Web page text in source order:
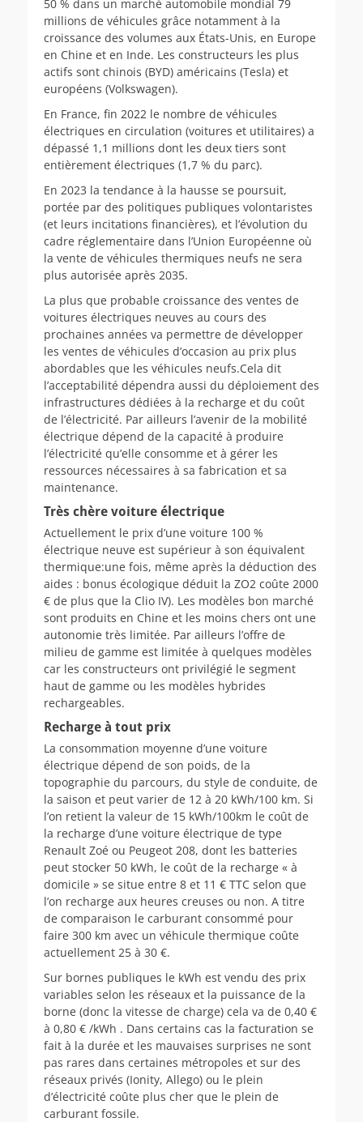
50 % dans un marché automobile mondial 79
millions de véhicules grâce notamment à la
croissance des volumes aux États-Unis, en Europe
en Chine et en Inde. Les constructeurs les plus
actifs sont chinois (BYD) américains (Tesla) et
européens (Volkswagen).
En France, fin 2022 le nombre de véhicules
électriques en circulation (voitures et utilitaires) a
dépassé 1,1 millions dont les deux tiers sont
entièrement électriques (1,7 % du parc).
En 2023 la tendance à la hausse se poursuit,
portée par des politiques publiques volontaristes
(et leurs incitations financières), et l’évolution du
cadre réglementaire dans l’Union Européenne où
la vente de véhicules thermiques neufs ne sera
plus autorisée après 2035.
La plus que probable croissance des ventes de
voitures électriques neuves au cours des
prochaines années va permettre de développer
les ventes de véhicules d’occasion au prix plus
abordables que les véhicules neufs.Cela dit
l’acceptabilité dépendra aussi du déploiement des
infrastructures dédiées à la recharge et du coût
de l’électricité. Par ailleurs l’avenir de la mobilité
électrique dépend de la capacité à produire
l’électricité qu’elle consomme et à gérer les
ressources nécessaires à sa fabrication et sa
maintenance.
Très chère voiture électrique
Actuellement le prix d’une voiture 100 %
électrique neuve est supérieur à son équivalent
thermique:une fois, même après la déduction des
aides : bonus écologique déduit la ZO2 coûte 2000
€ de plus que la Clio IV). Les modèles bon marché
sont produits en Chine et les moins chers ont une
autonomie très limitée. Par ailleurs l’offre de
milieu de gamme est limitée à quelques modèles
car les constructeurs ont privilégié le segment
haut de gamme ou les modèles hybrides
rechargeables.
Recharge à tout prix
La consommation moyenne d’une voiture
électrique dépend de son poids, de la
topographie du parcours, du style de conduite, de
la saison et peut varier de 12 à 20 kWh/100 km. Si
l’on retient la valeur de 15 kWh/100km le coût de
la recharge d’une voiture électrique de type
Renault Zoé ou Peugeot 208, dont les batteries
peut stocker 50 kWh, le coût de la recharge « à
domicile » se situe entre 8 et 11 € TTC selon que
l’on recharge aux heures creuses ou non. A titre
de comparaison le carburant consommé pour
faire 300 km avec un véhicule thermique coûte
actuellement 25 à 30 €.
Sur bornes publiques le kWh est vendu des prix
variables selon les réseaux et la puissance de la
borne (donc la vitesse de charge) cela va de 0,40 €
à 0,80 € /kWh . Dans certains cas la facturation se
fait à la durée et les mauvaises surprises ne sont
pas rares dans certaines métropoles et sur des
réseaux privés (Ionity, Allego) ou le plein
d’électricité coûte plus cher que le plein de
carburant fossile.